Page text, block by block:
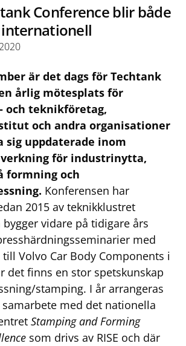
Conference blir både
är det dags för Techtank
årlig mötesplats för
och teknikföretag,
och andra organisationer
sig uppdaterade inom
för industrinytta,
formning och
Konferensen har
2015 av teknikklustret
bygger vidare på tidigare års
med
Volvo Car Body Components i
det finns en stor spetskunskap
stamping. I år arrangeras
med det nationella
Stamping and Forming
som drivs av RISE och där